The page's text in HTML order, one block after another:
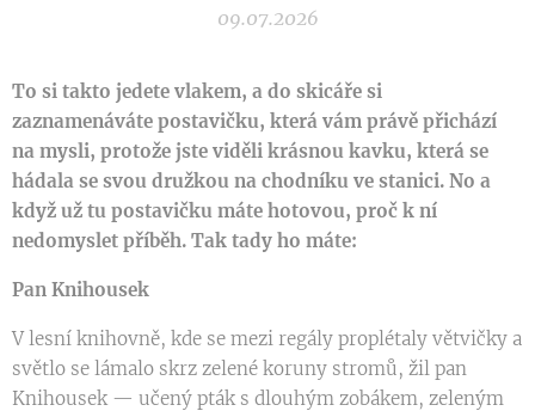
09.07.2026
To si takto jedete vlakem, a do skicáře si
zaznamenáváte postavičku, která vám právě přichází
na mysli, protože jste viděli krásnou kavku, která se
hádala se svou družkou na chodníku ve stanici. No a
když už tu postavičku máte hotovou, proč k ní
nedomyslet příběh. Tak tady ho máte:
Pan Knihousek
V lesní knihovně, kde se mezi regály proplétaly větvičky a
světlo se lámalo skrz zelené koruny stromů, žil pan
Knihousek — učený pták s dlouhým zobákem, zeleným